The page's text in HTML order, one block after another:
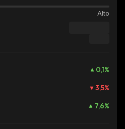
Alto
0,1%
3,5%
7,6%